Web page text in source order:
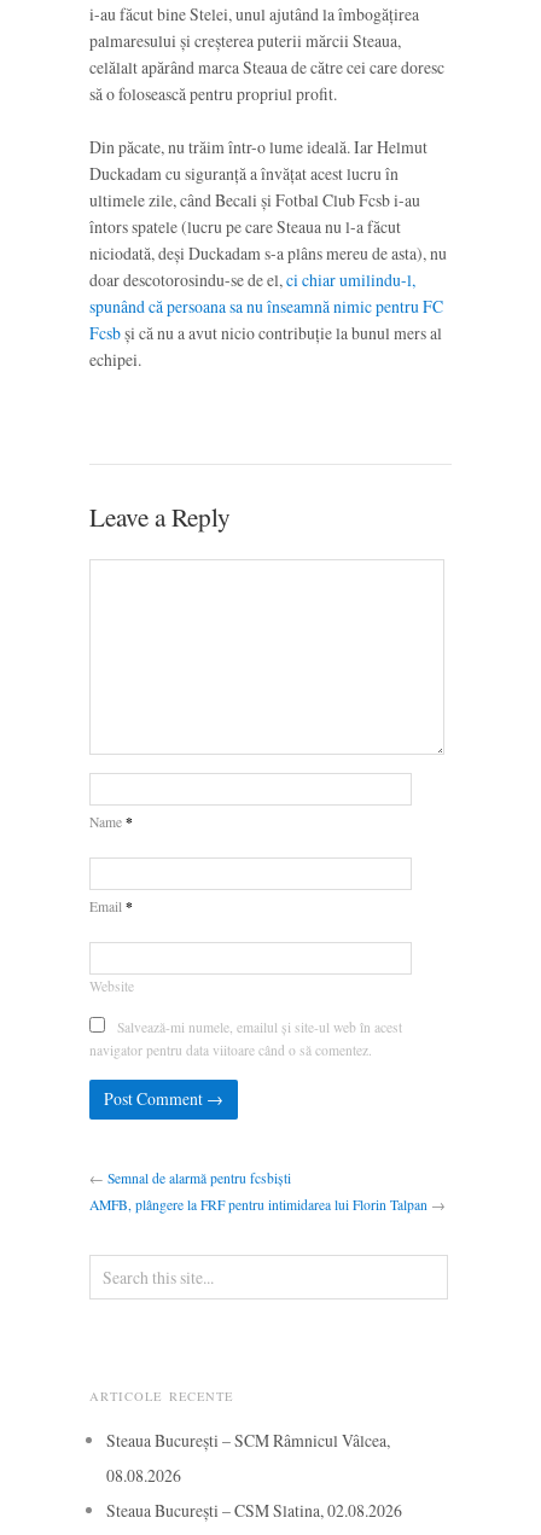
i-au făcut bine Stelei, unul ajutând la îmbogățirea
palmaresului și creșterea puterii mărcii Steaua,
celălalt apărând marca Steaua de către cei care doresc
să o folosească pentru propriul profit.
Din păcate, nu trăim într-o lume ideală. Iar Helmut
Duckadam cu siguranță a învățat acest lucru în
ultimele zile, când Becali și Fotbal Club Fcsb i-au
întors spatele (lucru pe care Steaua nu l-a făcut
niciodată, deși Duckadam s-a plâns mereu de asta), nu
doar descotorosindu-se de el,ci chiar umilindu-l,
spunând că persoana sa nu înseamnă nimic pentru FC
Fcsbși că nu a avut nicio contribuție la bunul mers al
echipei.
Leave a Reply
Name *
Email *
Website
Salvează-mi numele, emailul și site-ul web în acest
navigator pentru data viitoare când o să comentez.
← Semnal de alarmă pentru fcsbiști
AMFB, plângere la FRF pentru intimidarea lui Florin Talpan →
ARTICOLE RECENTE
Steaua București – SCM Râmnicul Vâlcea,
08.08.2026
Steaua București – CSM Slatina, 02.08.2026